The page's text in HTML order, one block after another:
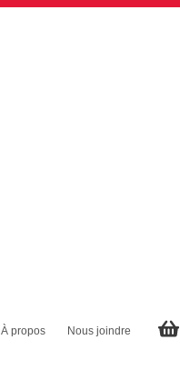
À propos Nous joindre